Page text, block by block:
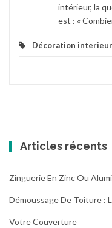
intérieur, la
est : «
Décoration interieur
Articles récents
Zinguerie En Zinc Ou
Démoussage De Toiture :
Votre Couverture